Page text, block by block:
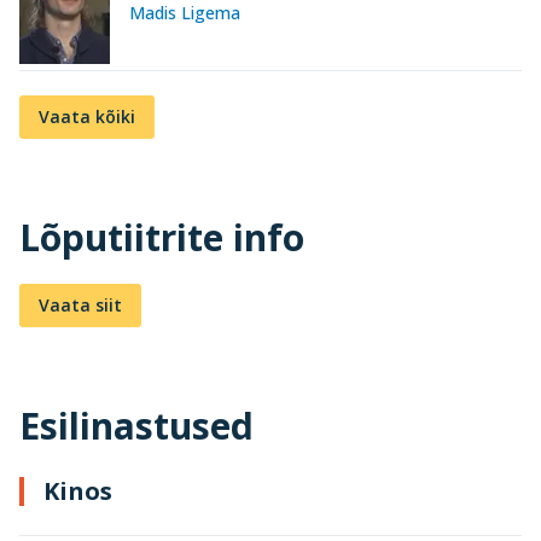
Madis Ligema
Vaata kõiki
Lõputiitrite info
Vaata siit
Esilinastused
Kinos